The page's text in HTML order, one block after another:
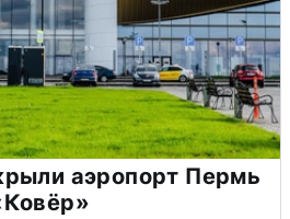
аэропорт Пермь